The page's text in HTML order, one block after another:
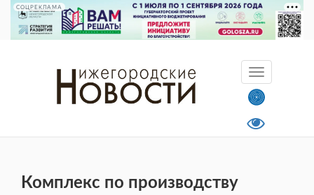
СОЦРЕКЛАМА
Комплекс по производству